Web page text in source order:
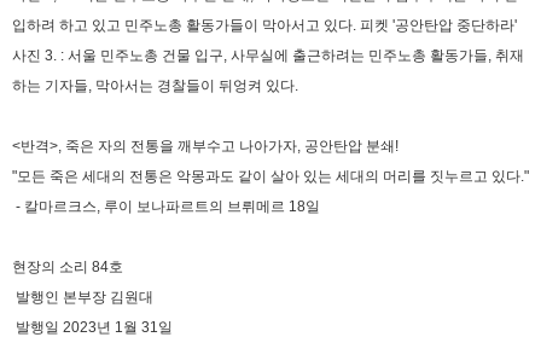
입하려 하고 있고 민주노총 활동가들이 막아서고 있다. 피켓 '공안탄압 중단하라'
사진 3. : 서울 민주노총 건물 입구, 사무실에 출근하려는 민주노총 활동가들, 취재
하는 기자들, 막아서는 경찰들이 뒤엉켜 있다.
<반격>, 죽은 자의 전통을 깨부수고 나아가자, 공안탄압 분쇄!
"모든 죽은 세대의 전통은 악몽과도 같이 살아 있는 세대의 머리를 짓누르고 있다."
- 칼마르크스, 루이 보나파르트의 브뤼메르 18일
현장의 소리 84호
발행인 본부장 김원대
발행일 2023년 1월 31일